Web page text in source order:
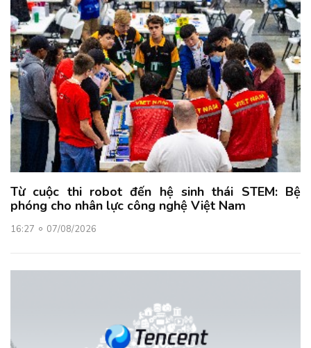
Từ cuộc thi robot đến hệ sinh thái STEM: Bệ
phóng cho nhân lực công nghệ Việt Nam
16:27 07/08/2026